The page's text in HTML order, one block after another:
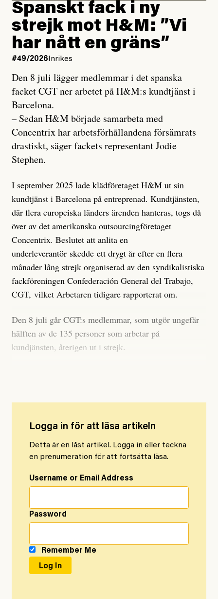
Spanskt fack i ny
strejk mot H&M: ”Vi
har nått en gräns”
#49/2026 Inrikes
Den 8 juli lägger medlemmar i det spanska
facket CGT ner arbetet på H&M:s kundtjänst i
Barcelona.
– Sedan H&M började samarbeta med
Concentrix har arbetsförhållandena försämrats
drastiskt, säger fackets representant Jodie
Stephen.
I september 2025 lade klädföretaget H&M ut sin
kundtjänst i Barcelona på entreprenad. Kundtjänsten,
där flera europeiska länders ärenden hanteras, togs då
över av det amerikanska outsourcingföretaget
Concentrix. Beslutet att anlita en
underleverantör skedde ett drygt år efter en flera
månader lång strejk organiserad av den syndikalistiska
fackföreningen Confederación General del Trabajo,
CGT, vilket Arbetaren tidigare rapporterat om.
Den 8 juli går CGT:s medlemmar, som utgör ungefär
hälften av de 135 personer som arbetar på
kundjänsten, återigen ut i strejk.
Logga in för att läsa artikeln
Detta är en låst artikel. Logga in eller teckna
en prenumeration för att fortsätta läsa.
Username or Email Address
Password
Remember Me